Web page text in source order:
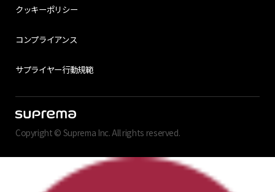
クッキーポリシー
コンプライアンス
サプライヤー行動規範
Copyright © Suprema Inc. All rights reserved.